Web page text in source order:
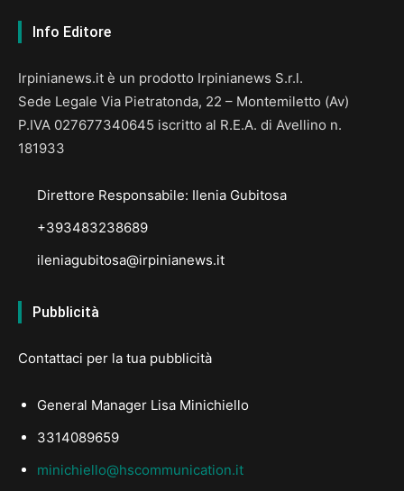
Info Editore
Irpinianews.it è un prodotto Irpinianews S.r.l.
Sede Legale Via Pietratonda, 22 – Montemiletto (Av)
P.IVA 027677340645 iscritto al R.E.A. di Avellino n.
181933
Direttore Responsabile: Ilenia Gubitosa
+393483238689
ileniagubitosa@irpinianews.it
Pubblicità
Contattaci per la tua pubblicità
General Manager Lisa Minichiello
3314089659
minichiello@hscommunication.it